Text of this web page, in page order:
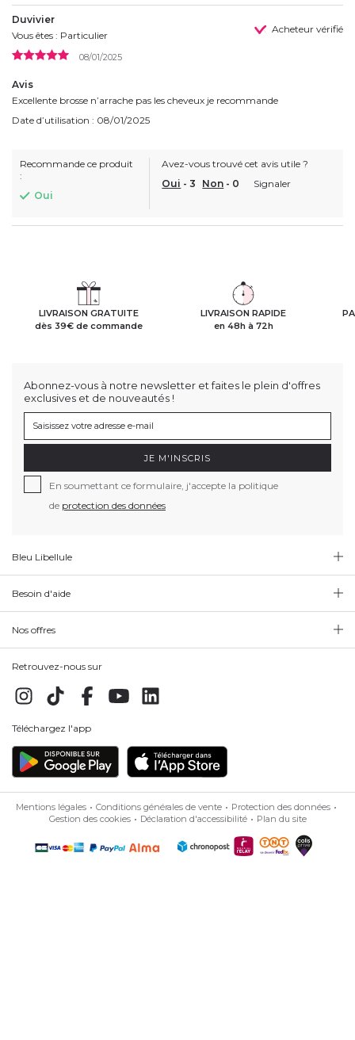
Duvivier
Vous êtes : Particulier
Acheteur vérifié
08/01/2025
Avis
Excellente brosse n’arrache pas les cheveux je recommande
Date d’utilisation : 08/01/2025
Recommande ce produit
:
Oui
Avez-vous trouvé cet avis utile ?
Oui -3 Non - 0 Signaler
LIVRAISON GRATUITE
dès 39€ de commande
LIVRAISON RAPIDE
en 48h à 72h
Abonnez-vous à notre newsletter et faites le plein d'offres
exclusives et de nouveautés !
JE M'INSCRIS
En soumettant ce formulaire, j'accepte la politique
de protection des données
Bleu Libellule
Besoin d'aide
Nos offres
Retrouvez-nous sur
Téléchargez l'app
Mentions légales Conditions générales de vente
Protection des données
Gestion des cookies
Déclaration d'accessibilité Plan du site